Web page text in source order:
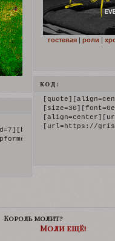
b][/
uploads/001b/
гостевая | роли |
КОД:
[url=https://
Король молит?
Моли ещё!